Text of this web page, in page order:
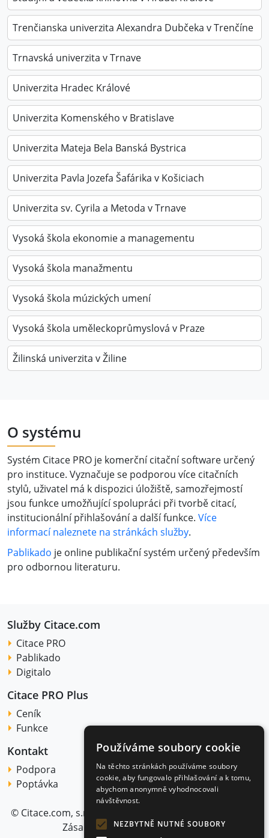
Trenčianska univerzita Alexandra Dubčeka v Trenčíne
Trnavská univerzita v Trnave
Univerzita Hradec Králové
Univerzita Komenského v Bratislave
Univerzita Mateja Bela Banská Bystrica
Univerzita Pavla Jozefa Šafárika v Košiciach
Univerzita sv. Cyrila a Metoda v Trnave
Vysoká škola ekonomie a managementu
Vysoká škola manažmentu
Vysoká škola múzických umení
Vysoká škola uměleckoprůmyslová v Praze
Žilinská univerzita v Žiline
O systému
Systém Citace PRO je komerční citační software určený
pro instituce. Vyznačuje se podporou více citačních
stylů, uživatel má k dispozici úložiště, samozřejmostí
jsou funkce umožňující spolupráci při tvorbě citací,
institucionální přihlašování a další funkce. Více
informací naleznete na stránkách služby.
Pablikado je online publikační systém určený především
pro odbornou literaturu.
Služby Citace.com
Citace PRO
Pablikado
Digitalo
Citace PRO Plus
Ceník
Funkce
Kontakt
Podpora
Poptávka
© Citace.com, s.r.o. 2015–2025 |
Zásady ochrany osobních údajů
Používáme soubory cookie
Na těchto stránkách používáme soubory
cookie, aby fungovalo přihlašování a k tomu,
abychom anonymně vyhodnocovali
návštěvnost.
NEZBYTNĚ NUTNÉ SOUBORY